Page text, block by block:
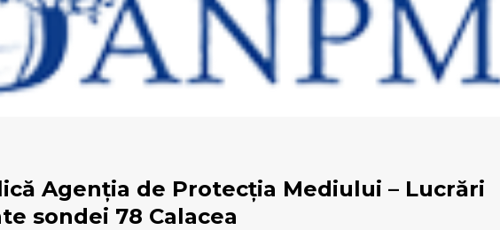
Agenția de Protecția Mediului – Lucrări
sondei 78 Calacea